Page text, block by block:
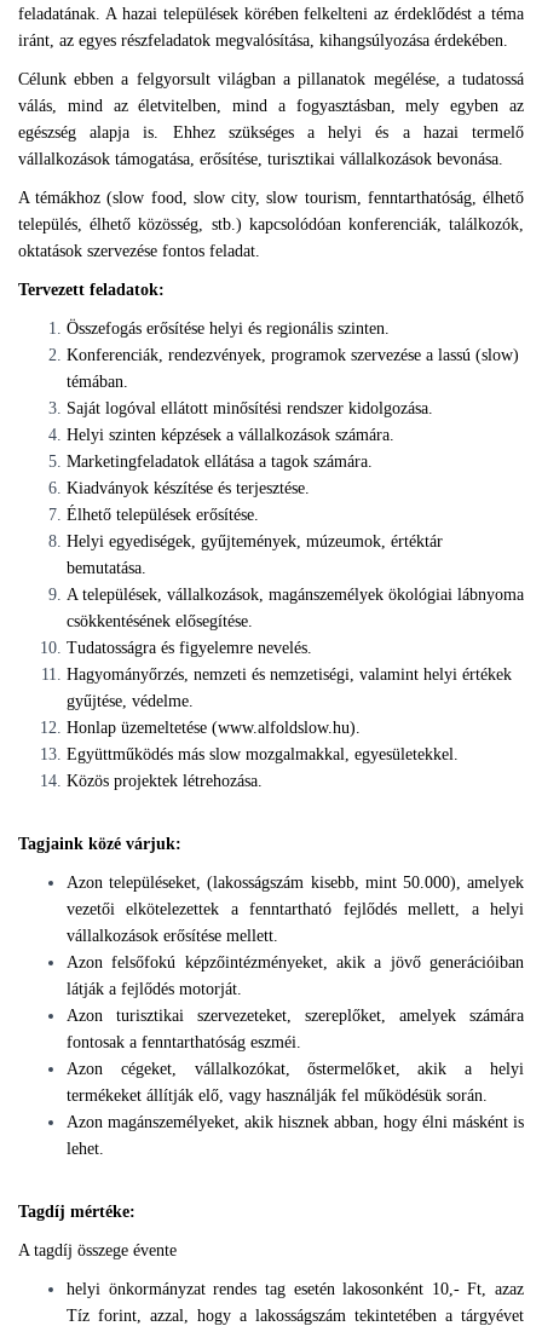
feladatának. A hazai települések körében felkelteni az érdeklődést a téma
iránt, az egyes részfeladatok megvalósítása, kihangsúlyozása érdekében.
Célunk ebben a felgyorsult világban a pillanatok megélése, a tudatossá
válás, mind az életvitelben, mind a fogyasztásban, mely egyben az
egészség alapja is. Ehhez szükséges a helyi és a hazai termelő
vállalkozások támogatása, erősítése, turisztikai vállalkozások bevonása.
A témákhoz (slow food, slow city, slow tourism, fenntarthatóság, élhető
település, élhető közösség, stb.) kapcsolódóan konferenciák, találkozók,
oktatások szervezése fontos feladat.
Tervezett feladatok:
Összefogás erősítése helyi és regionális szinten.
Konferenciák, rendezvények, programok szervezése a lassú (slow)
témában.
Saját logóval ellátott minősítési rendszer kidolgozása.
Helyi szinten képzések a vállalkozások számára.
Marketingfeladatok ellátása a tagok számára.
Kiadványok készítése és terjesztése.
Élhető települések erősítése.
Helyi egyediségek, gyűjtemények, múzeumok, értéktár
bemutatása.
A települések, vállalkozások, magánszemélyek ökológiai lábnyoma
csökkentésének elősegítése.
Tudatosságra és figyelemre nevelés.
Hagyományőrzés, nemzeti és nemzetiségi, valamint helyi értékek
gyűjtése, védelme.
Honlap üzemeltetése (www.alfoldslow.hu).
Együttműködés más slow mozgalmakkal, egyesületekkel.
Közös projektek létrehozása.
Tagjaink közé várjuk:
Azon településeket, (lakosságszám kisebb, mint 50.000), amelyek
vezetői elkötelezettek a fenntartható fejlődés mellett, a helyi
vállalkozások erősítése mellett.
Azon felsőfokú képzőintézményeket, akik a jövő generációiban
látják a fejlődés motorját.
Azon turisztikai szervezeteket, szereplőket, amelyek számára
fontosak a fenntarthatóság eszméi.
Azon cégeket, vállalkozókat, őstermelőket, akik a helyi
termékeket állítják elő, vagy használják fel működésük során.
Azon magánszemélyeket, akik hisznek abban, hogy élni másként is
lehet.
Tagdíj mértéke:
A tagdíj összege évente
helyi önkormányzat rendes tag esetén lakosonként 10,- Ft, azaz
Tíz forint, azzal, hogy a lakosságszám tekintetében a tárgyévet